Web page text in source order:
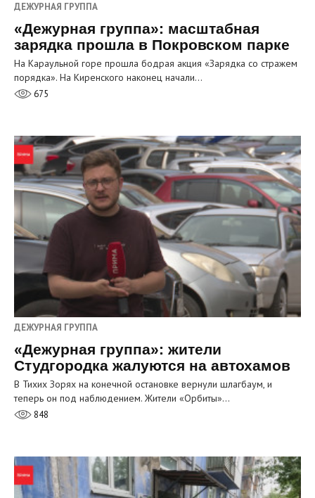
ДЕЖУРНАЯ ГРУППА
«Дежурная группа»: масштабная
зарядка прошла в Покровском парке
На Караульной горе прошла бодрая акция «Зарядка со стражем
порядка». На Киренского наконец начали…
675
ДЕЖУРНАЯ ГРУППА
«Дежурная группа»: жители
Студгородка жалуются на автохамов
В Тихих Зорях на конечной остановке вернули шлагбаум, и
теперь он под наблюдением. Жители «Орбиты»…
848